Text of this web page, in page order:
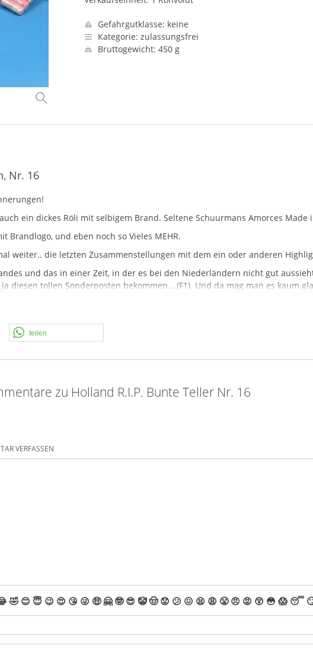
Gefahrgutklasse: keine
Kategorie: zulassungsfrei
Bruttogewicht: 450 g
Nr. 16
ein dickes Röli mit selbigem Brand. Seltene Schuurmans Amorces Made
Brandlogo, und eben noch so Vieles MEHR.
weiter.. die letzten Zusammenstellungen mit dem ein oder anderen
und das in einer Zeit, in der es bei den Niederländern nicht gut
diesen tollen Sonderposten bekommen… (F1). Und da mag man es kaum
gefunden, auch viele Artikel aus der ersten Lesli-Serie von vor 20
wirklich tolle und vorallem erstaunlich ausgetüftelte Feuerwerksartikel. Es
Tigerhead, Horse Brand. Haltet alles in Ehren, es können auch
in die Rubrik Feuerwerkskörper.
teilen
zu Holland R.I.P. Bunte Teller Nr. 16
VERFASSEN
🤣 😊 😇 😉 😍 😘 😜 🤑 🤗 🤓 😎 🤡🤠 😟 😕 😖 😫 😩 😤 😠 😡 😲 😳 😱 😴